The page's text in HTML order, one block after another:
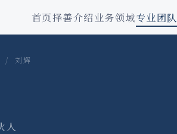
首页择善介绍 业务领域专业团队
/ 刘辉
人